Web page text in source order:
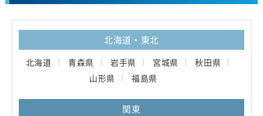
北海道・東北
北海道 青森県 岩手県 宮城県
秋田県
山形県
福島県
関東